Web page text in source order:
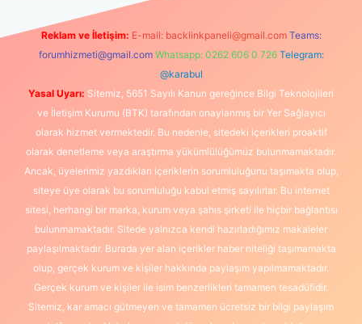
Reklam ve İletişim: E-mail: backlinkpaneli@gmail.com Teams:
forumhizmeti@gmail.com Whatsapp: 0262 606 0 726 Telegram:
@karabul
Yasal Uyarı: Sitemiz, 5651 Sayılı Kanun gereğince Bilgi Teknolojileri
ve İletişim Kurumu (BTK) tarafından onaylanmış bir Yer Sağlayıcı
olarak hizmet vermektedir. Bu nedenle, sitedeki içerikleri proaktif
olarak denetleme veya araştırma yükümlülüğümüz bulunmamaktadır.
Ancak, üyelerimiz yazdıkları içeriklerin sorumluluğunu taşımakta olup,
siteye üye olarak bu sorumluluğu kabul etmiş sayılırlar. Bu internet
sitesi, herhangi bir marka, kurum veya şahıs şirketi ile hiçbir bağlantısı
bulunmamaktadır. Sitede yalnızca kendi hazırladığımız makaleler
paylaşılmaktadır. Burada yer alan içerikler haber niteliği taşımamakta
olup, gerçek kurum ve kişiler hakkında paylaşım yapılmamaktadır.
Gerçek kurum ve kişiler ile isim benzerlikleri tamamen tesadüfidir.
Sitemiz, kar amacı gütmeyen ve tamamen ücretsiz bir bilgi paylaşım